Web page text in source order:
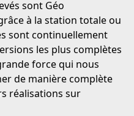
sont Géo
à la station totale ou
sont continuellement
les plus complètes
force qui nous
de manière complète
réalisations sur